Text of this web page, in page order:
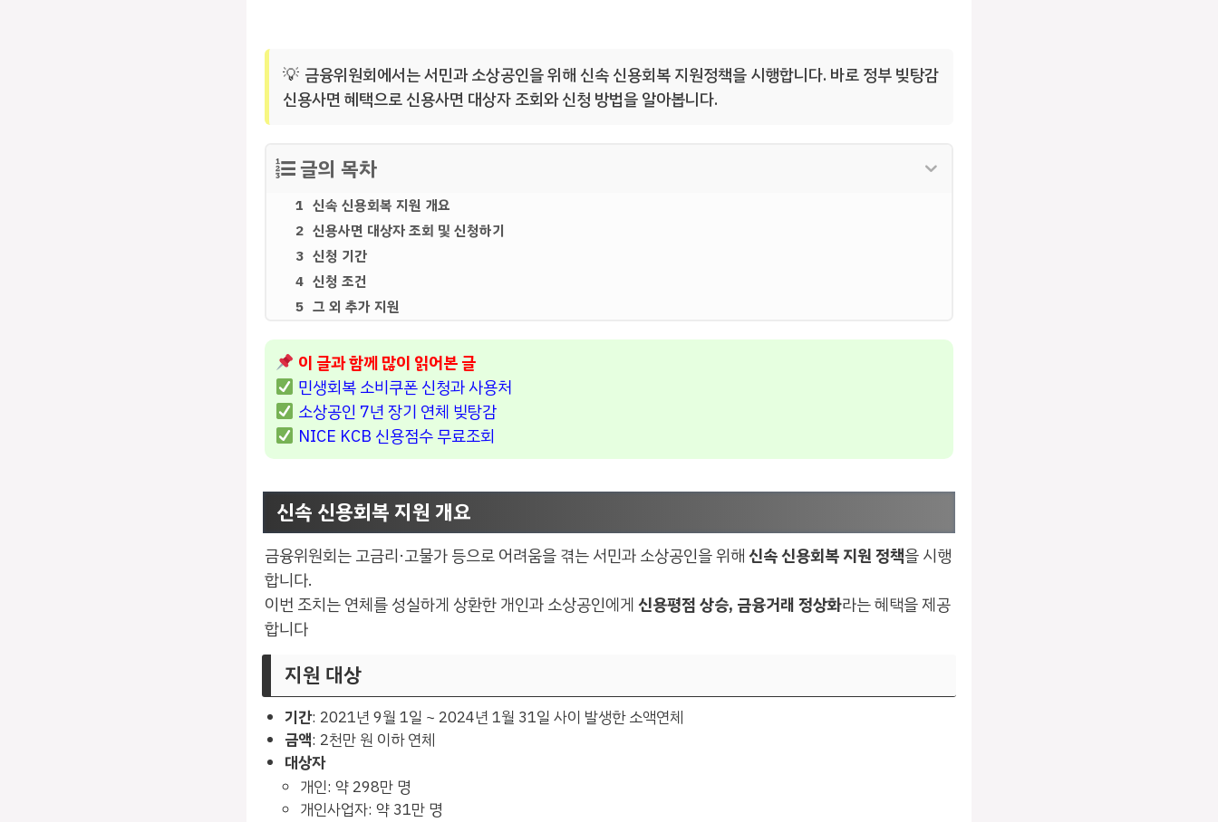
금융위원회에서는 서민과 소상공인을 위해 신속 신용회복 지원정책을 시행합니다. 바로 정부 빚탕감
신용사면 혜택으로 신용사면 대상자 조회와 신청 방법을 알아봅니다.
글의 목차
신속 신용회복 지원 개요
신용사면 대상자 조회 및 신청하기
신청 기간
신청 조건
그 외 추가 지원
이 글과 함께 많이 읽어본 글
민생회복 소비쿠폰 신청과 사용처
소상공인 7년 장기 연체 빚탕감
NICE KCB 신용점수 무료조회
신속 신용회복 지원 개요
금융위원회는 고금리·고물가 등으로 어려움을 겪는 서민과 소상공인을 위해신속 신용회복 지원 정책을 시행
합니다.
이번 조치는 연체를 성실하게 상환한 개인과 소상공인에게신용평점 상승, 금융거래 정상화라는 혜택을 제공
합니다
지원 대상
기간: 2021년 9월 1일 ~ 2024년 1월 31일 사이 발생한 소액연체
금액: 2천만 원 이하 연체
대상자
개인: 약 298만 명
개인사업자: 약 31만 명